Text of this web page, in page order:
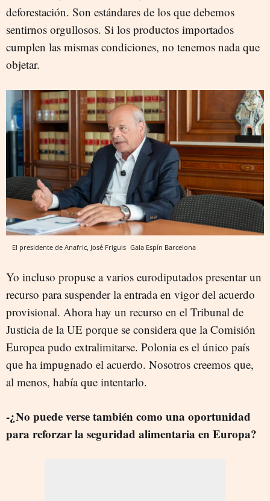
deforestación. Son estándares de los que debemos
sentirnos orgullosos. Si los productos importados
cumplen las mismas condiciones, no tenemos nada que
objetar.
El presidente de Anafric, José Friguls Gala Espín Barcelona
Yo incluso propuse a varios eurodiputados presentar un
recurso para suspender la entrada en vigor del acuerdo
provisional. Ahora hay un recurso en el Tribunal de
Justicia de la UE porque se considera que la Comisión
Europea pudo extralimitarse. Polonia es el único país
que ha impugnado el acuerdo. Nosotros creemos que,
al menos, había que intentarlo.
-¿No puede verse también como una oportunidad
para reforzar la seguridad alimentaria en Europa?